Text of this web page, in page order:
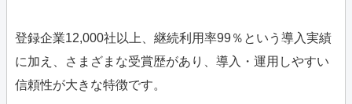
登録企業12,000社以上、継続利用率99％という導入実績
に加え、さまざまな受賞歴があり、導入・運用しやすい
信頼性が大きな特徴です。